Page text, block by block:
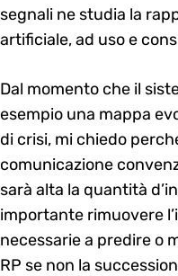
segnali ne studia la
artificiale, ad uso e
Dal momento che il
esempio una mappa
di crisi, mi chiedo
comunicazione
sarà alta la quantità
importante rimuovere
necessarie a predire o
RP se non la